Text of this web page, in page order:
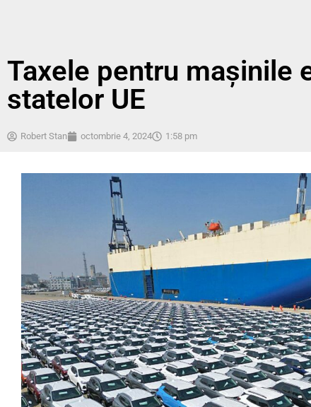
Taxele pentru mașinile
statelor UE
Robert Stan octombrie 4, 2024 1:58 pm